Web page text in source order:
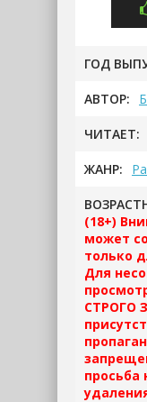
ГОД
АВТОР:
ЧИТАЕТ:
ЖАНР:
(18+)
может
только
Для
СТРОГО
просьба